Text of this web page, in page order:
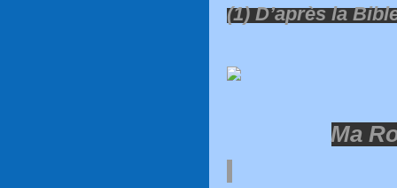
(1) D’après la
Ma